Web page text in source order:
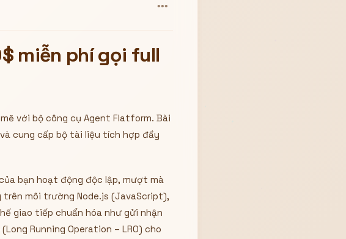
•••
miễn phí gọi full
với bộ công cụ Agent Flatform. Bài
cung cấp bộ tài liệu tích hợp đầy
bạn hoạt động độc lập, mượt mà
môi trường Node.js (JavaScript),
giao tiếp chuẩn hóa như gửi nhận
Running Operation – LRO) cho